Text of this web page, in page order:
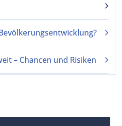
– Chancen und Risiken